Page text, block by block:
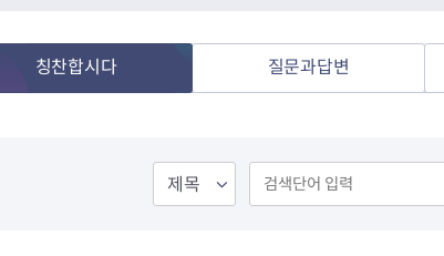
청년 행정체험단 신청
자녀지원 안내
결재문서 공개
업무추진비 공개
지출집행내역 공개
공유재산 정보
조직운영 핵심지표
관련링크
청년정책 문자알림서비스
칭찬합시다 질문과답변